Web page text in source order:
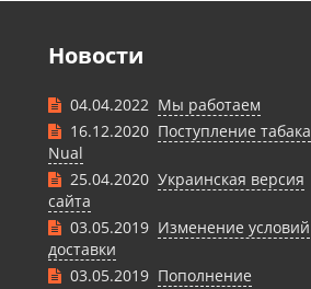
Новости
04.04.2022 Мы работаем
16.12.2020 Поступление табака
Nual
25.04.2020 Украинская версия
сайта
03.05.2019 Изменение условий
доставки
03.05.2019 Пополнение